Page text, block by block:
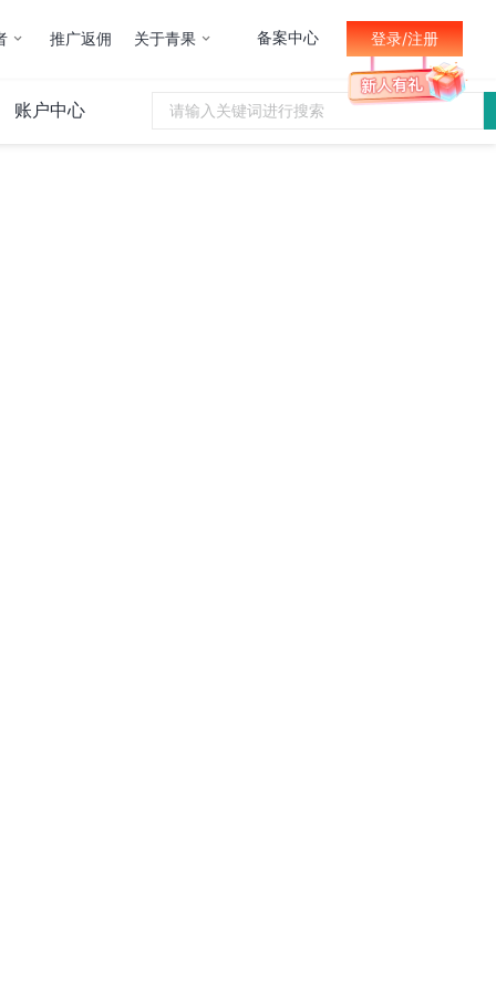
推广返佣 关于青果 备案中心 登录/注册
账户中心